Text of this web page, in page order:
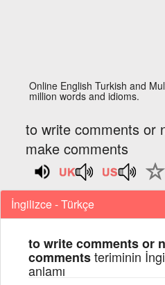
Online English Turkish and
million words and idioms.
to write comments or
make comments
İngilizce - Türkçe
to write comments or
commentsteriminin
anlamı